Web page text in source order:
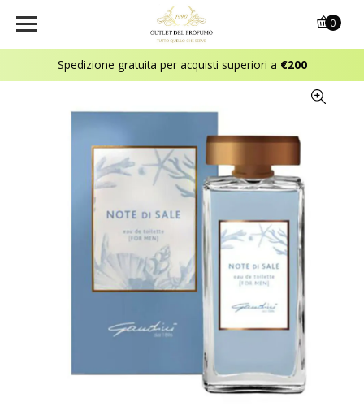
Spedizione gratuita per acquisti superiori a €200
0